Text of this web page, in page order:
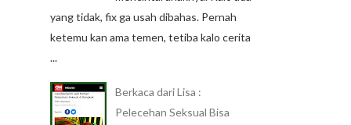
yang tidak, fix ga usah dibahas. Pernah
ketemu kan ama temen, tetiba kalo cerita
...
Berkaca dari Lisa :
Pelecehan Seksual Bisa